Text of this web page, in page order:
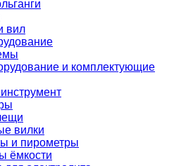
вил
и комплектующие
вилки
и пирометры
ёмкости